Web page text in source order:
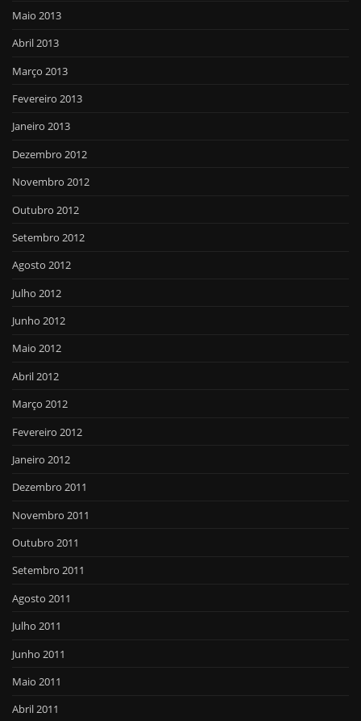
Maio 2013
Abril 2013
Março 2013
Fevereiro 2013
Janeiro 2013
Dezembro 2012
Novembro 2012
Outubro 2012
Setembro 2012
Agosto 2012
Julho 2012
Junho 2012
Maio 2012
Abril 2012
Março 2012
Fevereiro 2012
Janeiro 2012
Dezembro 2011
Novembro 2011
Outubro 2011
Setembro 2011
Agosto 2011
Julho 2011
Junho 2011
Maio 2011
Abril 2011